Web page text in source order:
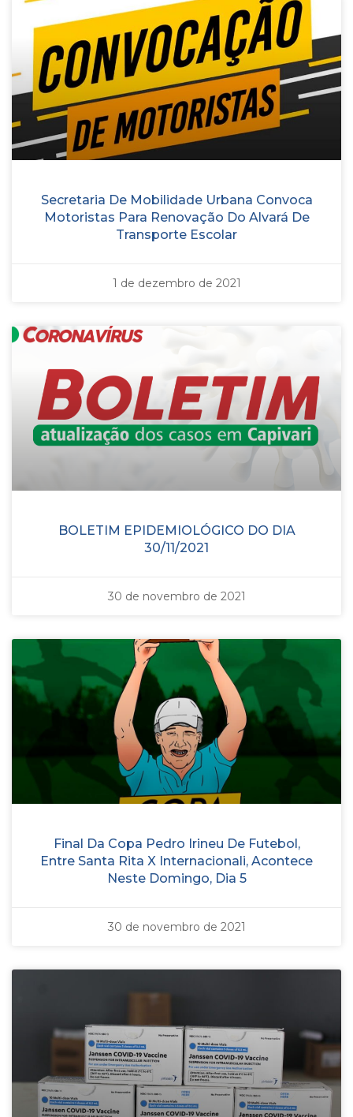
Secretaria De Mobilidade Urbana Convoca
Motoristas Para Renovação Do Alvará De
Transporte Escolar
1 de dezembro de 2021
BOLETIM EPIDEMIOLÓGICO DO DIA
30/11/2021
30 de novembro de 2021
Final Da Copa Pedro Irineu De Futebol,
Entre Santa Rita X Internacionali, Acontece
Neste Domingo, Dia 5
30 de novembro de 2021